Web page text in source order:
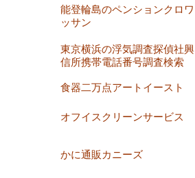
能登輪島のペンションクロワ
ッサン
東京横浜の浮気調査探偵社興
信所携帯電話番号調査検索
食器二万点アートイースト
オフイスクリーンサービス
かに通販カニーズ